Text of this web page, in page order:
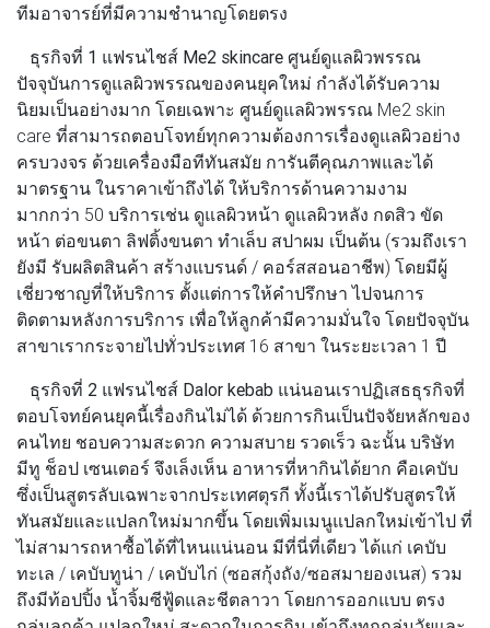
ทีมอาจารย์ที่มีความชำนาญโดยตรง
ธุรกิจที่ 1 แฟรนไชส์ Me2 skincare ศูนย์ดูแลผิวพรรณ
ปัจจุบันการดูแลผิวพรรณของคนยุคใหม่ กำลังได้รับความ
นิยมเป็นอย่างมาก โดยเฉพาะ ศูนย์ดูแลผิวพรรณ Me2 skin
care ที่สามารถตอบโจทย์ทุกความต้องการเรื่องดูแลผิวอย่าง
ครบวงจร ด้วยเครื่องมือทีทันสมัย การันตีคุณภาพและได้
มาตรฐาน ในราคาเข้าถึงได้ ให้บริการด้านความงาม
มากกว่า 50 บริการเช่น ดูแลผิวหน้า ดูแลผิวหลัง กดสิว ขัด
หน้า ต่อขนตา ลิฟติ้งขนตา ทำเล็บ สปาผม เป็นต้น (รวมถึงเรา
ยังมี รับผลิตสินค้า สร้างแบรนด์ / คอร์สสอนอาชีพ) โดยมีผู้
เชี่ยวชาญที่ให้บริการ ตั้งแต่การให้คำปรึกษา ไปจนการ
ติดตามหลังการบริการ เพื่อให้ลูกค้ามีความมั่นใจ โดยปัจจุบัน
สาขาเรากระจายไปทั่วประเทศ 16 สาขา ในระยะเวลา 1 ปี
ธุรกิจที่ 2 แฟรนไชส์ Dalor kebab แน่นอนเราปฏิเสธธุรกิจที่
ตอบโจทย์คนยุคนี้เรื่องกินไม่ได้ ด้วยการกินเป็นปัจจัยหลักของ
คนไทย ชอบความสะดวก ความสบาย รวดเร็ว ฉะนั้น บริษัท
มีทู ช็อป เซนเตอร์ จึงเล็งเห็น อาหารที่หากินได้ยาก คือเคบับ
ซึ่งเป็นสูตรลับเฉพาะจากประเทศตุรกี ทั้งนี้เราได้ปรับสูตรให้
ทันสมัยและแปลกใหม่มากขึ้น โดยเพิ่มเมนูแปลกใหม่เข้าไป ที่
ไม่สามารถหาซื้อได้ที่ไหนแน่นอน มีที่นี่ที่เดียว ได้แก่ เคบับ
ทะเล / เคบับทูน่า / เคบับไก่ (ซอสกุ้งถัง/ซอสมายองเนส) รวม
ถึงมีท้อปปิ้ง น้ำจิ้มซีฟู้ดและชีตลาวา โดยการออกแบบ ตรง